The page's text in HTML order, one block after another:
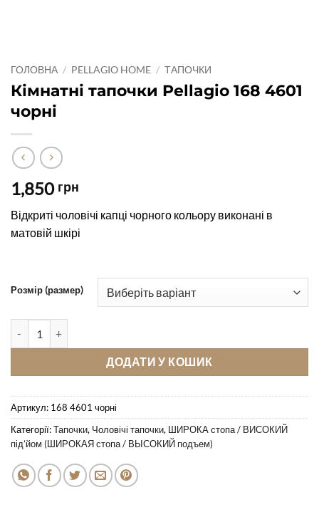
ГОЛОВНА / PELLAGIO HOME / ТАПОЧКИ
Кімнатні тапочки Pellagio 168 4601
чорні
1,850 грн
Відкриті чоловічі капці чорного кольору виконані в
матовій шкірі
Розмір (размер)
ДОДАТИ У КОШИК
Артикул: 168 4601 чорні
Категорії:Тапочки, Чоловічі тапочки, ШИРОКА стопа / ВИСОКИЙ
під’йом (ШИРОКАЯ стопа / ВЫСОКИЙ подъем)